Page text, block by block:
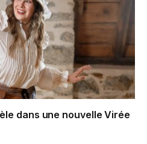
dans une nouvelle Virée